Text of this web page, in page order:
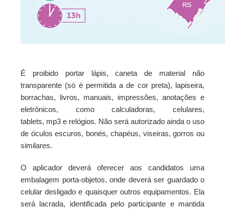
É proibido portar lápis, caneta de material não
transparente (só é permitida a de cor preta), lapiseira,
borrachas, livros, manuais, impressões, anotações e
eletrônicos, como calculadoras, celulares,
tablets, mp3 e relógios. Não será autorizado ainda o uso
de óculos escuros, bonés, chapéus, viseiras, gorros ou
similares.
O aplicador deverá oferecer aos candidatos uma
embalagem porta-objetos, onde deverá ser guardado o
celular desligado e quaisquer outros equipamentos. Ela
será lacrada, identificada pelo participante e mantida